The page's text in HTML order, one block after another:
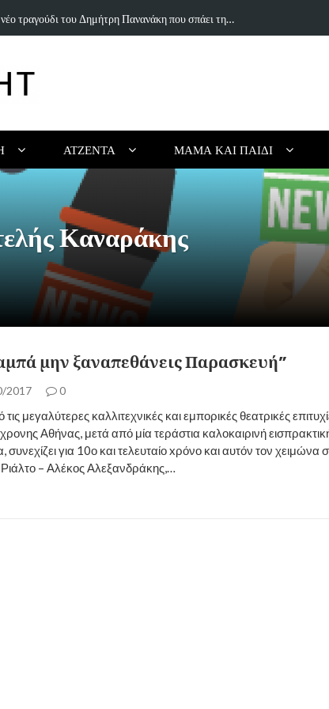
Δημιουργικό Καλοκαίρι Χωρίς Οθόνες (για Παιδιά…
ΑΤΖΈΝΤΑ ΜΑΜΆ ΚΑΙ ΠΑΙΔΊ
Καναράκης
μην ξαναπεθάνεις Παρασκευή”
2017 0
μεγαλύτερες καλλιτεχνικές και εμπορικές θεατρικές
Αθήνας, μετά από μία τεράστια καλοκαιρινή
συνεχίζει για 10ο και τελευταίο xρόνο και αυτόν τον χειμώνα
– Αλέκος Αλεξανδράκης,…